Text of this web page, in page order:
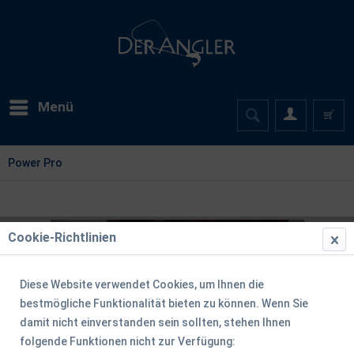
Menü
Power Pro
Cookie-Richtlinien
Diese Website verwendet Cookies, um Ihnen die
bestmögliche Funktionalität bieten zu können. Wenn Sie
damit nicht einverstanden sein sollten, stehen Ihnen
folgende Funktionen nicht zur Verfügung: